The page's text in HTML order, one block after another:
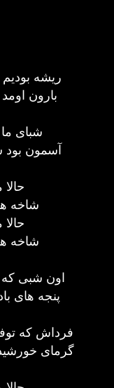
ریشه
بارون
شبای
آسمون بود
شاخه
شاخه
اون شبی که
پنجه های
فرداش که
گرمای